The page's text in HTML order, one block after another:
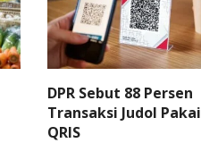
DPR Sebut 88 Persen
Transaksi Judol Pakai
QRIS